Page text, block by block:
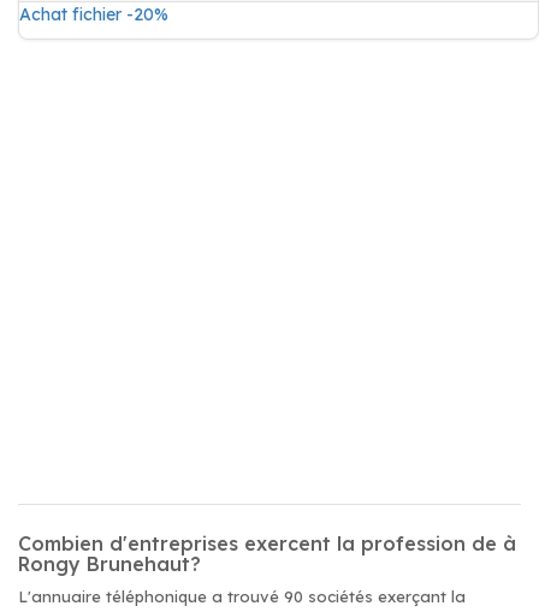
Achat fichier -20%
Combien d'entreprises exercent la profession de à
Rongy Brunehaut?
L'annuaire téléphonique a trouvé 90 sociétés exerçant la